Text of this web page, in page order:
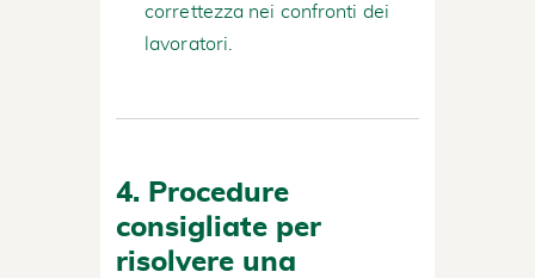
correttezza nei confronti dei
lavoratori.
4. Procedure
consigliate per
risolvere una